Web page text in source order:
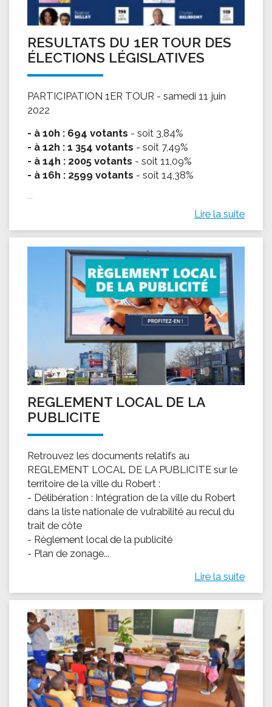
RESULTATS DU 1ER TOUR DES
ÉLECTIONS LÉGISLATIVES
PARTICIPATION 1ER TOUR - samedi 11 juin
2022
- à 10h : 694 votants - soit 3,84%
- à 12h : 1 354 votants - soit 7,49%
- à 14h : 2005 votants - soit 11,09%
- à 16h : 2599 votants - soit 14,38%
...
Lire la suite
REGLEMENT LOCAL DE LA
PUBLICITE
Retrouvez les documents relatifs au
REGLEMENT LOCAL DE LA PUBLICITE sur le
territoire de la ville du Robert :
- Délibération : Intégration de la ville du Robert
dans la liste nationale de vulrabilité au recul du
trait de côte
- Règlement local de la publicité
- Plan de zonage...
Lire la suite